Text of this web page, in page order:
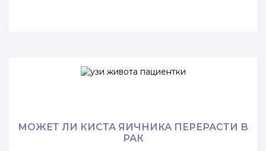
МОЖЕТ ЛИ КИСТА ЯИЧНИКА ПЕРЕРАСТИ В
РАК